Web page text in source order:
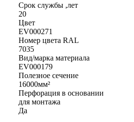
Срок службы ,лет
20
Цвет
EV000271
Номер цвета RAL
7035
Вид/марка материала
EV000179
Полезное сечение
16000мм²
Перфорация в основании
для монтажа
Да